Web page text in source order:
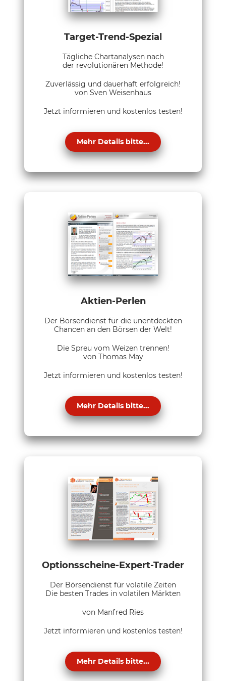
Target-Trend-Spezial
Tägliche Chartanalysen nach
der revolutionären Methode!
Zuverlässig und dauerhaft erfolgreich!
von Sven Weisenhaus
Jetzt informieren und kostenlos testen!
Mehr Details bitte...
Aktien-Perlen
Der Börsendienst für die unentdeckten
Chancen an den Börsen der Welt!
Die Spreu vom Weizen trennen!
von Thomas May
Jetzt informieren und kostenlos testen!
Mehr Details bitte...
Optionsscheine-Expert-Trader
Der Börsendienst für volatile Zeiten
Die besten Trades in volatilen Märkten
von Manfred Ries
Jetzt informieren und kostenlos testen!
Mehr Details bitte...